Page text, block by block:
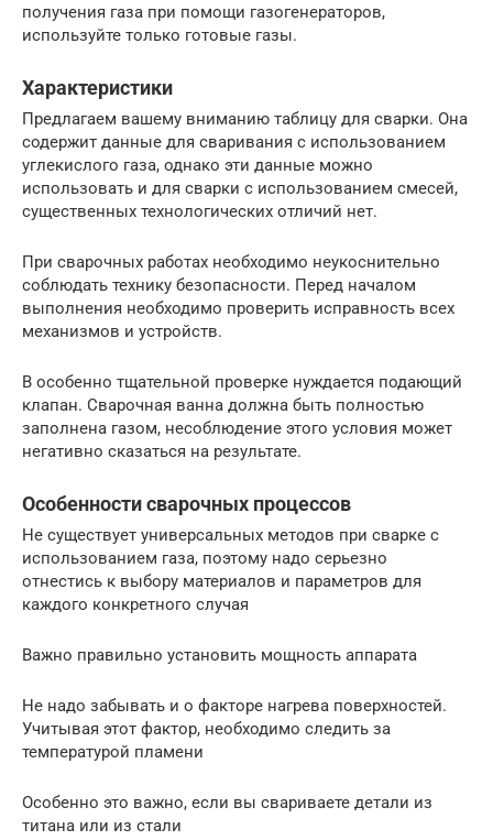
получения газа при помощи газогенераторов,
используйте только готовые газы.
Характеристики
Предлагаем вашему вниманию таблицу для сварки. Она
содержит данные для сваривания с использованием
углекислого газа, однако эти данные можно
использовать и для сварки с использованием смесей,
существенных технологических отличий нет.
При сварочных работах необходимо неукоснительно
соблюдать технику безопасности. Перед началом
выполнения необходимо проверить исправность всех
механизмов и устройств.
В особенно тщательной проверке нуждается подающий
клапан. Сварочная ванна должна быть полностью
заполнена газом, несоблюдение этого условия может
негативно сказаться на результате.
Особенности сварочных процессов
Не существует универсальных методов при сварке с
использованием газа, поэтому надо серьезно
отнестись к выбору материалов и параметров для
каждого конкретного случая
Важно правильно установить мощность аппарата
Не надо забывать и о факторе нагрева поверхностей.
Учитывая этот фактор, необходимо следить за
температурой пламени
Особенно это важно, если вы свариваете детали из
титана или из стали